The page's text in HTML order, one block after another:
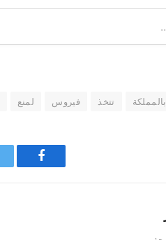
بالمملكة تتخذ فيروس لمنع
فيسبوك